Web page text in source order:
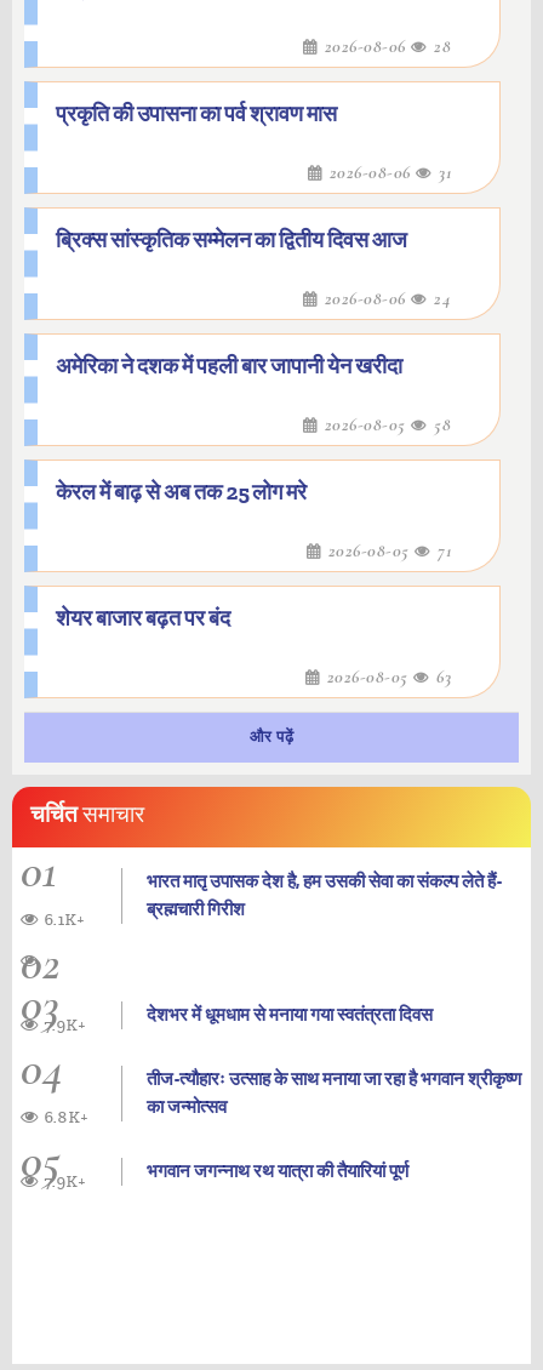
2026-08-06 28
प्रकृति की उपासना का पर्व श्रावण मास
2026-08-06 31
ब्रिक्स सांस्कृतिक सम्मेलन का द्वितीय दिवस आज
2026-08-06 24
अमेरिका ने दशक में पहली बार जापानी येन खरीदा
2026-08-05 58
केरल में बाढ़ से अब तक 25 लोग मरे
2026-08-05 71
शेयर बाजार बढ़त पर बंद
2026-08-05 63
और पढ़ें
चर्चितसमाचार
01
भारत मातृ उपासक देश है, हम उसकी सेवा का संकल्प लेते हैं-
ब्रह्मचारी गिरीश
6.1K+
02
03 देशभर में धूमधाम से मनाया गया स्वतंत्रता दिवस
7.9K+
04
तीज-त्यौहारः उत्साह के साथ मनाया जा रहा है भगवान श्रीकृष्ण
का जन्‍मोत्‍सव
6.8K+
05 भगवान जगन्नाथ रथ यात्रा की तैयारियां पूर्ण
7.9K+